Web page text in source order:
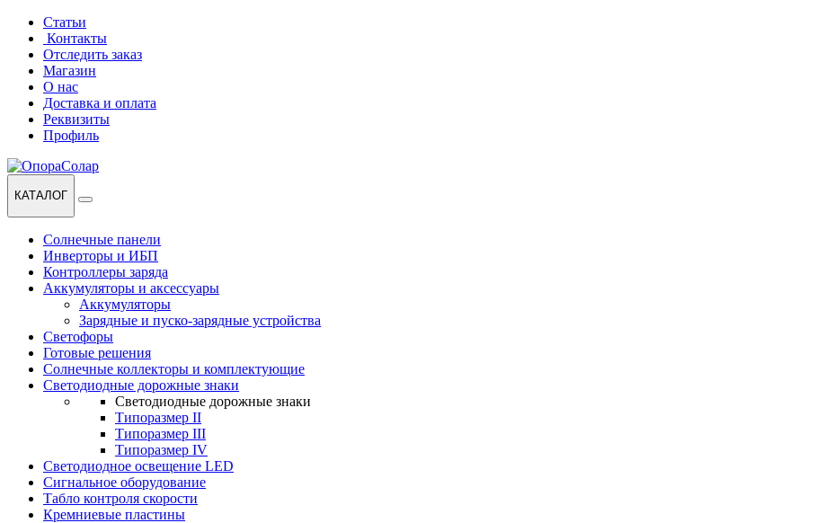
Перейти
навигации
Перейти
содержанию
Статьи
Контакты
Отследить заказ
Магазин
О нас
Доставка и оплата
Реквизиты
Профиль
КАТАЛОГ
Солнечные панели
Инверторы и ИБП
Контроллеры заряда
Аккумуляторы и аксессуары
Аккумуляторы
Зарядные и пуско-зарядные устройства
Светофоры
Готовые решения
Солнечные коллекторы и комплектующие
Светодиодные дорожные знаки
Светодиодные дорожные знаки
Типоразмер II
Типоразмер III
Типоразмер IV
Светодиодное освещение LED
Сигнальное оборудование
Табло контроля скорости
Кремниевые пластины